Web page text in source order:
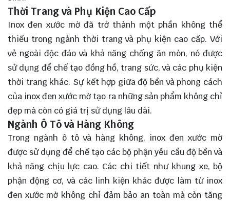
Thời Trang và Phụ Kiện Cao Cấp
Inox đen xước mờ đã trở thành một phần không thể
thiếu trong ngành thời trang và phụ kiện cao cấp. Với
vẻ ngoài độc đáo và khả năng chống ăn mòn, nó được
sử dụng để chế tạo đồng hồ, trang sức, và các phụ kiện
thời trang khác. Sự kết hợp giữa độ bền và phong cách
của inox đen xước mờ tạo ra những sản phẩm không chỉ
đẹp mà còn có giá trị sử dụng lâu dài.
Ngành Ô Tô và Hàng Không
Trong ngành ô tô và hàng không, inox đen xước mờ
được sử dụng để chế tạo các bộ phận yêu cầu độ bền và
khả năng chịu lực cao. Các chi tiết như khung xe, bộ
phận động cơ, và các linh kiện khác được làm từ inox
đen xước mờ không chỉ đảm bảo an toàn mà còn tăng